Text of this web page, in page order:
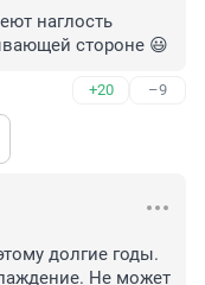
наглость
стороне 😃
+20 –9
долгие годы.
Не может